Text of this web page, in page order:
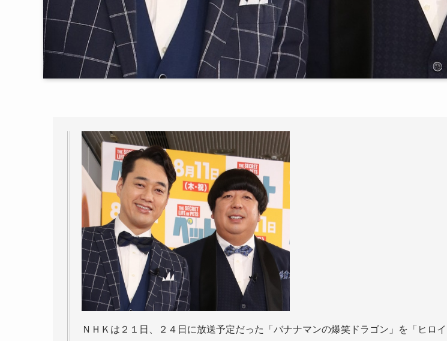
ＮＨＫは２１日、２４日に放送予定だった「バナナマンの爆笑ドラゴン」を「ヒロ